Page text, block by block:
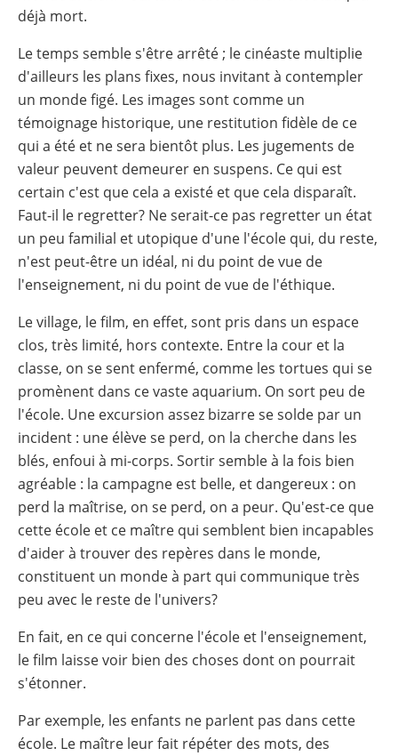
déjà mort.
Le temps semble s'être arrêté ; le cinéaste multiplie
d'ailleurs les plans fixes, nous invitant à contempler
un monde figé. Les images sont comme un
témoignage historique, une restitution fidèle de ce
qui a été et ne sera bientôt plus. Les jugements de
valeur peuvent demeurer en suspens. Ce qui est
certain c'est que cela a existé et que cela disparaît.
Faut-il le regretter? Ne serait-ce pas regretter un état
un peu familial et utopique d'une l'école qui, du reste,
n'est peut-être un idéal, ni du point de vue de
l'enseignement, ni du point de vue de l'éthique.
Le village, le film, en effet, sont pris dans un espace
clos, très limité, hors contexte. Entre la cour et la
classe, on se sent enfermé, comme les tortues qui se
promènent dans ce vaste aquarium. On sort peu de
l'école. Une excursion assez bizarre se solde par un
incident : une élève se perd, on la cherche dans les
blés, enfoui à mi-corps. Sortir semble à la fois bien
agréable : la campagne est belle, et dangereux : on
perd la maîtrise, on se perd, on a peur. Qu'est-ce que
cette école et ce maître qui semblent bien incapables
d'aider à trouver des repères dans le monde,
constituent un monde à part qui communique très
peu avec le reste de l'univers?
En fait, en ce qui concerne l'école et l'enseignement,
le film laisse voir bien des choses dont on pourrait
s'étonner.
Par exemple, les enfants ne parlent pas dans cette
école. Le maître leur fait répéter des mots, des